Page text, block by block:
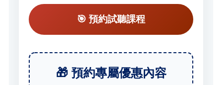
🎯 預約試聽課程
🎁 預約專屬優惠內容